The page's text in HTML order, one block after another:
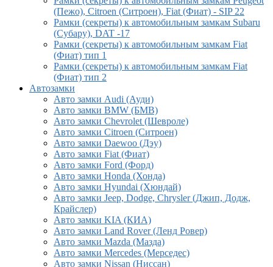
(Пежо), Citroen (Ситроен), Fiat (Фиат) - SIP 22
Рамки (секреты) к автомобильным замкам Subaru
(Субару), DAT -17
Рамки (секреты) к автомобильным замкам Fiat
(Фиат) тип 1
Рамки (секреты) к автомобильным замкам Fiat
(Фиат) тип 2
Автозамки
Авто замки Audi (Ауди)
Авто замки BMW (БМВ)
Авто замки Chevrolet (Шевроле)
Авто замки Citroen (Ситроен)
Авто замки Daewoo (Дэу)
Авто замки Fiat (Фиат)
Авто замки Ford (Форд)
Авто замки Honda (Хонда)
Авто замки Hyundai (Хюндай)
Авто замки Jeep, Dodge, Chrysler (Джип, Додж,
Крайслер)
Авто замки KIA (КИА)
Авто замки Land Rover (Ленд Ровер)
Авто замки Mazda (Мазда)
Авто замки Mercedes (Мерседес)
Авто замки Nissan (Ниссан)